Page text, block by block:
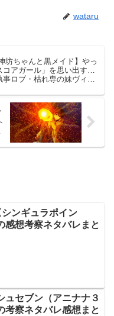
wataru
坊ちゃんと黒メイド】やっ
コアガール」を思い出す…
事ロブ・枯れ専の妹ヴィオ
第２話】
シンギュラポイン
感想考察ネタバレまと
ュセブン（アニナナ３
考察ネタバレ感想まと